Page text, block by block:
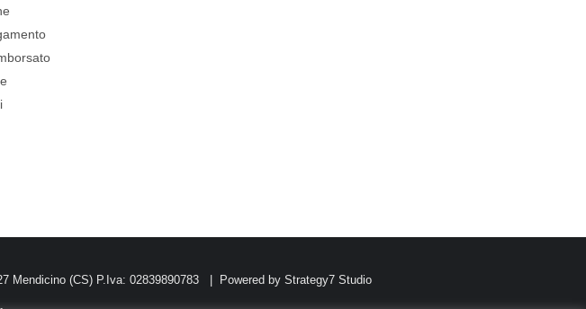
Mendicino (CS) P.Iva: 02839890783 | Powered by Strategy7 Studio